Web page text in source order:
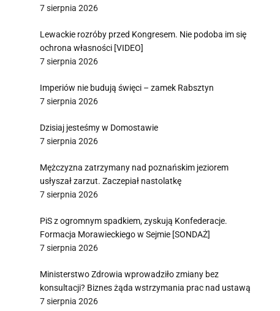
7 sierpnia 2026
Lewackie rozróby przed Kongresem. Nie podoba im się
ochrona własności [VIDEO]
7 sierpnia 2026
Imperiów nie budują święci – zamek Rabsztyn
7 sierpnia 2026
Dzisiaj jesteśmy w Domostawie
7 sierpnia 2026
Mężczyzna zatrzymany nad poznańskim jeziorem
usłyszał zarzut. Zaczepiał nastolatkę
7 sierpnia 2026
PiS z ogromnym spadkiem, zyskują Konfederacje.
Formacja Morawieckiego w Sejmie [SONDAŻ]
7 sierpnia 2026
Ministerstwo Zdrowia wprowadziło zmiany bez
konsultacji? Biznes żąda wstrzymania prac nad ustawą
7 sierpnia 2026